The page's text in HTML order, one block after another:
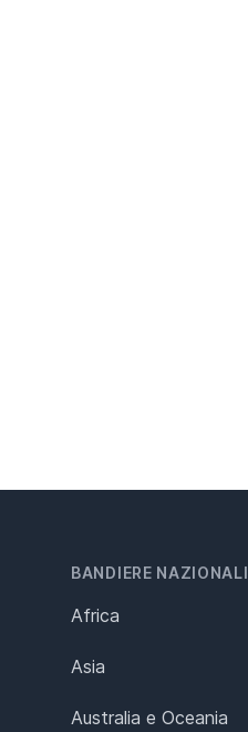
BANDIERE NAZIONALI
Africa
Asia
Australia e Oceania